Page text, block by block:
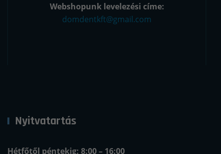
Webshopunk levelezési címe:
domdentkft@gmail.com
Nyitvatartás
Hétfőtől péntekig: 8:00 – 16:00